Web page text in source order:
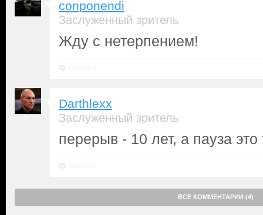
conponendi
Заслуженный зритель
Жду с нетерпением!
Darthlexx
Заслуженный зритель
перерыв - 10 лет, а пауза это
ВСЕ КОММЕНТАРИИ (4)